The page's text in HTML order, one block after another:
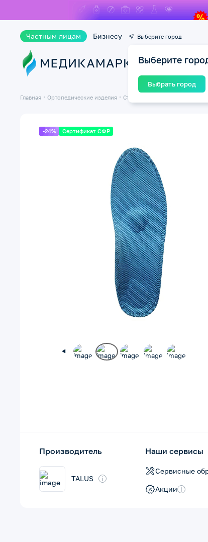
Частным лицам Бизнесу Выберите город
Выберите
Выбрать город
Главная Ортопедические изделия Стельки ортопедические
-24% Сертификат СФР
Производитель
TALUS i
Наши сервисы
Сервисные
Акции i